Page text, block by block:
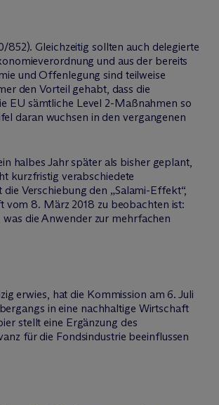
852). Gleichzeitig sollten auch delegierte
und aus der bereits
und Offenlegung sind teilweise
den Vorteil gehabt, dass die
EU sämtliche Level 2-Maßnahmen so
daran wuchsen in den vergangenen
halbes Jahr später als bisher geplant,
kurzfristig verabschiedete
Verschiebung den „Salami-Effekt“,
vom 8. März 2018 zu beobachten ist:
die Anwender zur mehrfachen
erwies, hat die Kommission am 6. Juli
in eine nachhaltige Wirtschaft
stellt eine Ergänzung des
für die Fondsindustrie beeinflussen